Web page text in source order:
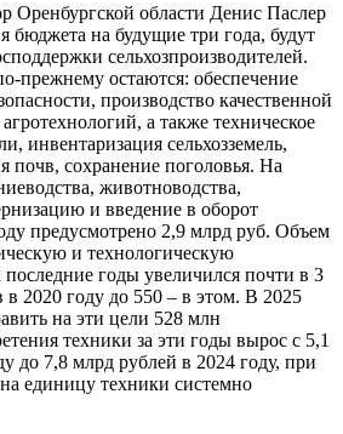
Оренбургской области Денис Паслер
бюджета на будущие три года, будут
сельхозпроизводителей.
прежнему остаются: обеспечение
производство качественной
а также техническое
инвентаризация сельхозземель,
почв, сохранение поголовья. На
животноводства,
и введение в оборот
предусмотрено 2,9 млрд руб. Объем
и технологическую
годы увеличился почти в 3
в 2020 году до 550 – в этом. В 2025
на эти цели 528 млн
техники за эти годы вырос с 5,1
до 7,8 млрд рублей в 2024 году, при
единицу техники системно